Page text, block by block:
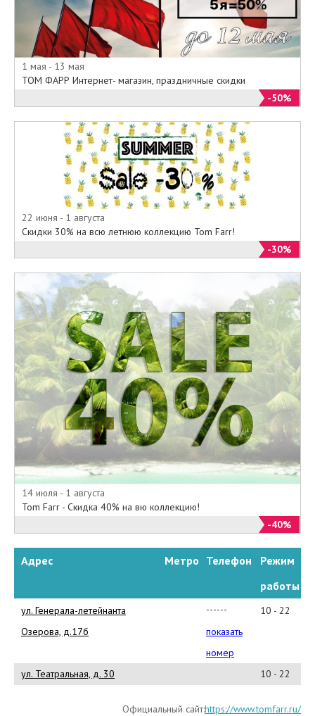
1 мая - 13 мая
ТОМ ФАРР Интернет- магазин, праздничные скидки
-50%
22 июня - 1 августа
Скидки 30% на всю летнюю коллекцию Tom Farr!
-30%
14 июля - 1 августа
Tom Farr - Скидка 40% на вю коллекцию!
-40%
Адрес Метро Телефон
Режим
работы
ул. Генерала-летейнанта
Озерова, д.17б
------
------
-
показать
номер
10 - 22
ул. Театральная, д. 30 10 - 22
Официальный сайт:https://www.tomfarr.ru/